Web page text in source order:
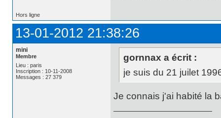
Hors ligne
13-01-2012 21:38:26
mini
Membre
Lieu : paris
Inscription : 10-11-2008
Messages : 27 379
gornnax a écrit :
je suis du 21 juilet
Je connais j'ai habité la